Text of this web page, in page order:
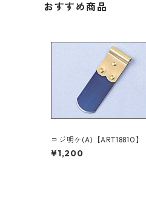
おすすめ商品
コジ明ケ(A)【ART18810】
¥1,200